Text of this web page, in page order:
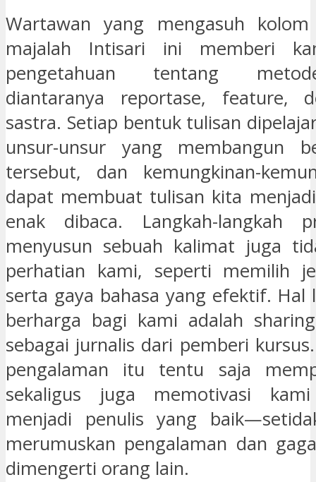
Wartawan yang mengasuh
majalah Intisari ini memberi
pengetahuan tentang
diantaranya reportase, feature,
sastra. Setiap bentuk tulisan
unsur-unsur yang membangun
tersebut, dan kemungkinan-
dapat membuat tulisan kita
enak dibaca. Langkah-langkah
menyusun sebuah kalimat juga
perhatian kami, seperti memilih
serta gaya bahasa yang efektif. Hal
berharga bagi kami adalah
sebagai jurnalis dari pemberi
pengalaman itu tentu saja
sekaligus juga memotivasi
menjadi penulis yang
merumuskan pengalaman dan
dimengerti orang lain.